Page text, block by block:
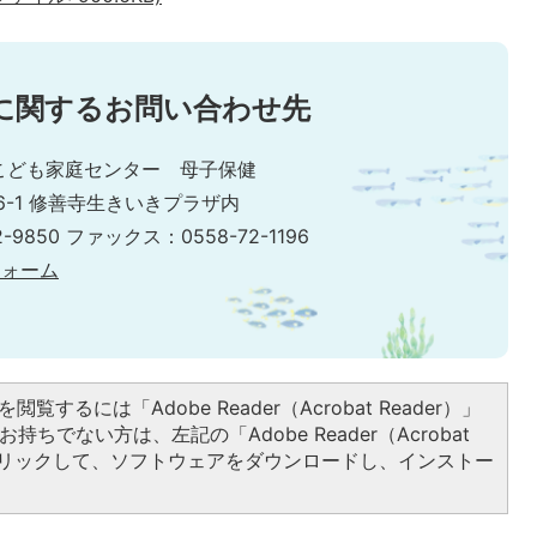
関するお問い合わせ先
ども家庭センター 母子保健
1 修善寺生きいきプラザ内
9850 ファックス：0558-72-1196
ーム
閲覧するには「Adobe Reader（Acrobat Reader）」
持ちでない方は、左記の「Adobe Reader（Acrobat
ックして、ソフトウェアをダウンロードし、インストー